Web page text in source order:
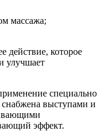
массажа;
действие, которое
улучшает
специально
снабжена выступами и
эффект.